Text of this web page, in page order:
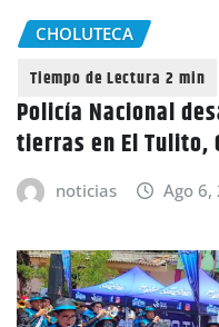
CHOLUTECA
Policía Nacional
tierras en El Tulito,
noticias Ago 6,